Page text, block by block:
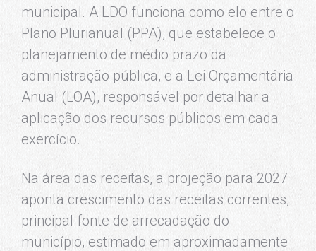
municipal. A LDO funciona como elo entre o
Plano Plurianual (PPA), que estabelece o
planejamento de médio prazo da
administração pública, e a Lei Orçamentária
Anual (LOA), responsável por detalhar a
aplicação dos recursos públicos em cada
exercício.
Na área das receitas, a projeção para 2027
aponta crescimento das receitas correntes,
principal fonte de arrecadação do
município, estimado em aproximadamente